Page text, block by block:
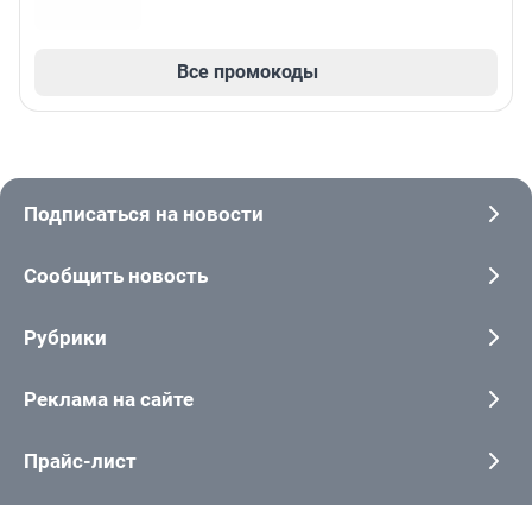
Все промокоды
Подписаться на новости
Сообщить новость
Рубрики
Реклама на сайте
Прайс-лист